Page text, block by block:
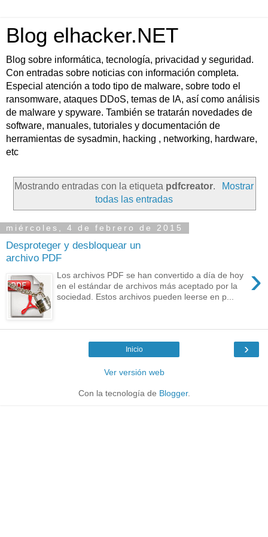
Blog elhacker.NET
Blog sobre informática, tecnología, privacidad y seguridad.
Con entradas sobre noticias con información completa.
Especial atención a todo tipo de malware, sobre todo el
ransomware, ataques DDoS, temas de IA, así como análisis
de malware y spyware. También se tratarán novedades de
software, manuales, tutoriales y documentación de
herramientas de sysadmin, hacking , networking, hardware,
etc
Mostrando entradas con la etiqueta pdfcreator.
Mostrar
todas las entradas
miércoles, 4 de febrero de 2015
Desproteger y desbloquear un
archivo PDF
›
Los archivos PDF se han convertido a día de hoy
en el estándar de archivos más aceptado por la
sociedad. Estos archivos pueden leerse en p...
›
Inicio
Ver versión web
Con la tecnología de Blogger.